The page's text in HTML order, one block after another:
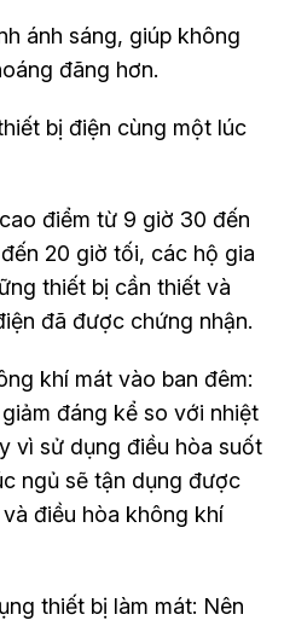
ánh sáng, giúp không
đãng hơn.
bị điện cùng một lúc
điểm từ 9 giờ 30 đến
20 giờ tối, các hộ gia
thiết bị cần thiết và
đã được chứng nhận.
khí mát vào ban đêm:
đáng kể so với nhiệt
vì sử dụng điều hòa suốt
ngủ sẽ tận dụng được
điều hòa không khí
thiết bị làm mát: Nên